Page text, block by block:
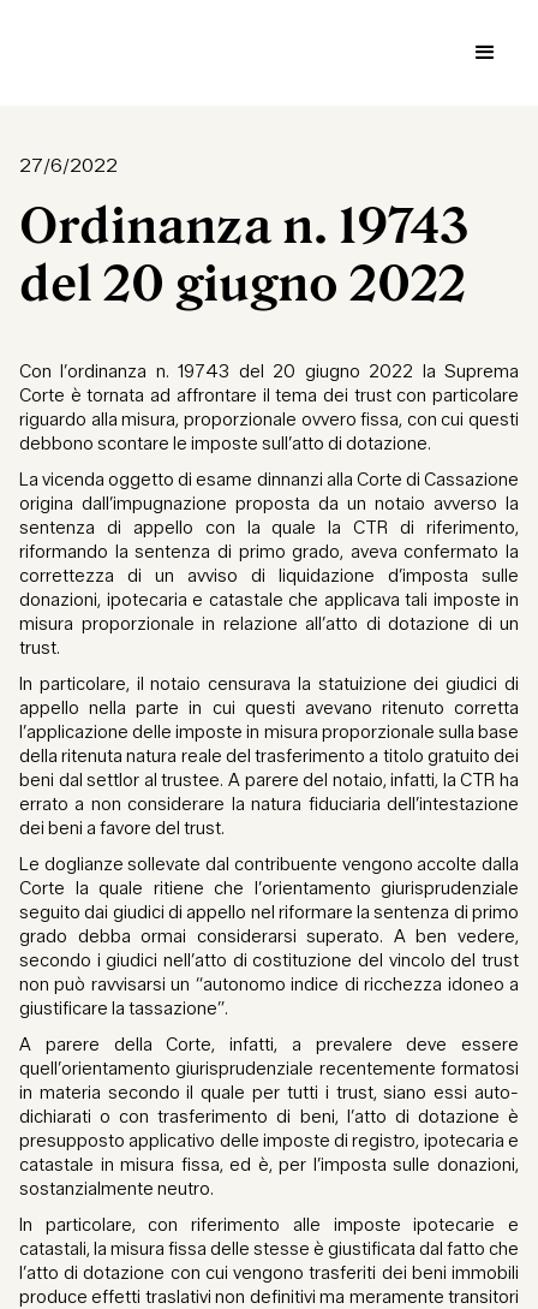
27/6/2022
Ordinanza n. 19743
del 20 giugno 2022
Con l’ordinanza n. 19743 del 20 giugno 2022 la Suprema
Corte è tornata ad affrontare il tema dei trust con particolare
riguardo alla misura, proporzionale ovvero fissa, con cui questi
debbono scontare le imposte sull’atto di dotazione.
La vicenda oggetto di esame dinnanzi alla Corte di Cassazione
origina dall’impugnazione proposta da un notaio avverso la
sentenza di appello con la quale la CTR di riferimento,
riformando la sentenza di primo grado, aveva confermato la
correttezza di un avviso di liquidazione d’imposta sulle
donazioni, ipotecaria e catastale che applicava tali imposte in
misura proporzionale in relazione all’atto di dotazione di un
trust.
In particolare, il notaio censurava la statuizione dei giudici di
appello nella parte in cui questi avevano ritenuto corretta
l’applicazione delle imposte in misura proporzionale sulla base
della ritenuta natura reale del trasferimento a titolo gratuito dei
beni dal settlor al trustee. A parere del notaio, infatti, la CTR ha
errato a non considerare la natura fiduciaria dell’intestazione
dei beni a favore del trust.
Le doglianze sollevate dal contribuente vengono accolte dalla
Corte la quale ritiene che l’orientamento giurisprudenziale
seguito dai giudici di appello nel riformare la sentenza di primo
grado debba ormai considerarsi superato. A ben vedere,
secondo i giudici nell’atto di costituzione del vincolo del trust
non può ravvisarsi un “autonomo indice di ricchezza idoneo a
giustificare la tassazione”.
A parere della Corte, infatti, a prevalere deve essere
quell’orientamento giurisprudenziale recentemente formatosi
in materia secondo il quale per tutti i trust, siano essi auto-
dichiarati o con trasferimento di beni, l’atto di dotazione è
presupposto applicativo delle imposte di registro, ipotecaria e
catastale in misura fissa, ed è, per l’imposta sulle donazioni,
sostanzialmente neutro.
In particolare, con riferimento alle imposte ipotecarie e
catastali, la misura fissa delle stesse è giustificata dal fatto che
l’atto di dotazione con cui vengono trasferiti dei beni immobili
produce effetti traslativi non definitivi ma meramente transitori